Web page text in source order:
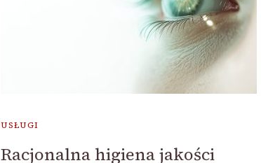
USŁUGI
Racjonalna higiena jakości